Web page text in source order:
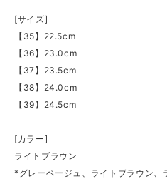
[サイズ]
【35】22.5cm
【36】23.0cm
【37】23.5cm
【38】24.0cm
【39】24.5cm
[カラー]
ライトブラウン
*グレーベージュ、ライトブラウン、